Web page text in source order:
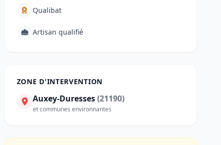
Qualibat
Artisan qualifié
ZONE D'INTERVENTION
Auxey-Duresses(21190)
et communes environnantes